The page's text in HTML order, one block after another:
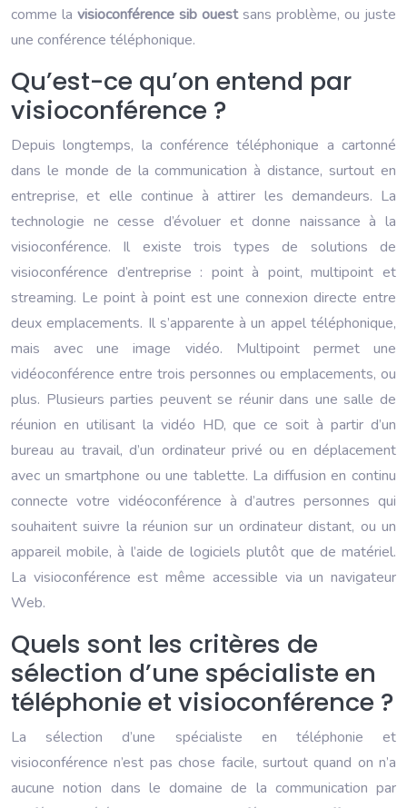
comme la visioconférence sib ouestsans problème, ou juste
une conférence téléphonique.
Qu’est-ce qu’on entend par
visioconférence ?
Depuis longtemps, la conférence téléphonique a cartonné
dans le monde de la communication à distance, surtout en
entreprise, et elle continue à attirer les demandeurs. La
technologie ne cesse d’évoluer et donne naissance à la
visioconférence. Il existe trois types de solutions de
visioconférence d’entreprise : point à point, multipoint et
streaming. Le point à point est une connexion directe entre
deux emplacements. Il s’apparente à un appel téléphonique,
mais avec une image vidéo. Multipoint permet une
vidéoconférence entre trois personnes ou emplacements, ou
plus. Plusieurs parties peuvent se réunir dans une salle de
réunion en utilisant la vidéo HD, que ce soit à partir d’un
bureau au travail, d’un ordinateur privé ou en déplacement
avec un smartphone ou une tablette. La diffusion en continu
connecte votre vidéoconférence à d’autres personnes qui
souhaitent suivre la réunion sur un ordinateur distant, ou un
appareil mobile, à l’aide de logiciels plutôt que de matériel.
La visioconférence est même accessible via un navigateur
Web.
Quels sont les critères de
sélection d’une spécialiste en
téléphonie et visioconférence ?
La sélection d’une spécialiste en téléphonie et
visioconférence n’est pas chose facile, surtout quand on n’a
aucune notion dans le domaine de la communication par